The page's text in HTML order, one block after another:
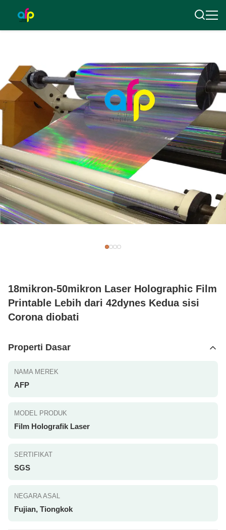
18mikron-50mikron Laser Holographic Film
Printable Lebih dari 42dynes Kedua sisi
Corona diobati
Properti Dasar
NAMA MEREK
AFP
MODEL PRODUK
Film Holografik Laser
SERTIFIKAT
SGS
NEGARA ASAL
Fujian, Tiongkok